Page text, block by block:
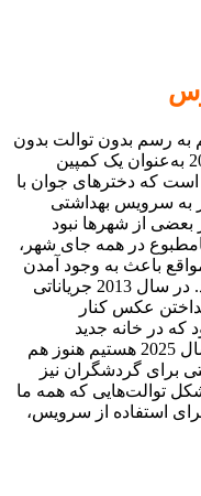
به رسم بدون توالت بدون
عروس توجه کنیم. این رسم در سال 2005 به‌عنوان یک کمپین
که دخترهای جوان با
به سرویس بهداشتی
از شهرها نبود
در همه جای شهر،
باعث به وجود آمدن
فضایی برای تجاوز جنسی روبه‌رو می‌شد. در سال 2013 جریاناتی
عکس کنار
که در خانه جدید
دخترشان توالت وجود دارد! حالا که در سال 2025 هستیم هنوز هم
برای گردشگران نیز
توالت‌هایی که همه ما
استفاده از سرویس،